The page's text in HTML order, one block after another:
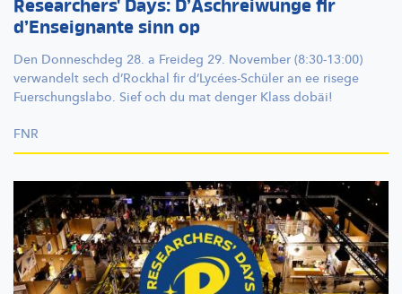
Researchers' Days: D’Aschreiwunge fir
d’Enseignante sinn op
Den Donneschdeg 28. a Freideg 29. November (8:30-13:00)
verwandelt sech d’Rockhal fir d’Lycées-Schüler an ee risege
Fuerschungslabo. Sief och du mat denger Klass dobäi!
FNR